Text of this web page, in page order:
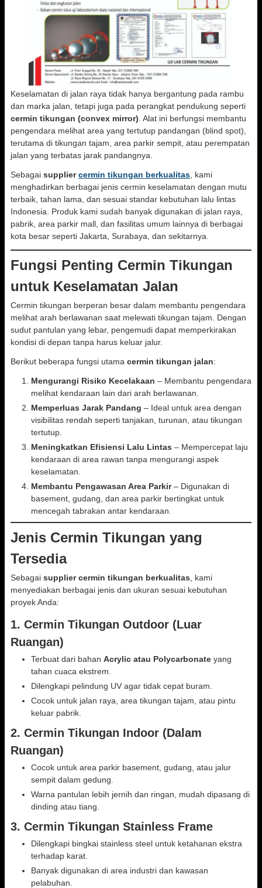
Keselamatan di jalan raya tidak hanya bergantung pada rambu
dan marka jalan, tetapi juga pada perangkat pendukung seperti
cermin tikungan (convex mirror) . Alat ini berfungsi membantu
pengendara melihat area yang tertutup pandangan (blind spot),
terutama di tikungan tajam, area parkir sempit, atau perempatan
jalan yang terbatas jarak pandangnya.
Sebagai suppliercermin tikungan berkualitas , kami
menghadirkan berbagai jenis cermin keselamatan dengan mutu
terbaik, tahan lama, dan sesuai standar kebutuhan lalu lintas
Indonesia. Produk kami sudah banyak digunakan di jalan raya,
pabrik, area parkir mall, dan fasilitas umum lainnya di berbagai
kota besar seperti Jakarta, Surabaya, dan sekitarnya.
Fungsi Penting Cermin Tikungan
untuk Keselamatan Jalan
Cermin tikungan berperan besar dalam membantu pengendara
melihat arah berlawanan saat melewati tikungan tajam. Dengan
sudut pantulan yang lebar, pengemudi dapat memperkirakan
kondisi di depan tanpa harus keluar jalur.
Berikut beberapa fungsi utama cermin tikungan jalan:
Mengurangi Risiko Kecelakaan – Membantu pengendara
melihat kendaraan lain dari arah berlawanan.
Memperluas Jarak Pandang – Ideal untuk area dengan
visibilitas rendah seperti tanjakan, turunan, atau tikungan
tertutup.
Meningkatkan Efisiensi Lalu Lintas – Mempercepat laju
kendaraan di area rawan tanpa mengurangi aspek
keselamatan.
Membantu Pengawasan Area Parkir– Digunakan di
basement, gudang, dan area parkir bertingkat untuk
mencegah tabrakan antar kendaraan.
Jenis Cermin Tikungan yang
Tersedia
Sebagai supplier cermin tikungan berkualitas , kami
menyediakan berbagai jenis dan ukuran sesuai kebutuhan
proyek Anda:
1. Cermin Tikungan Outdoor (Luar
Ruangan)
Terbuat dari bahan Acrylic atau Polycarbonate yang
tahan cuaca ekstrem.
Dilengkapi pelindung UV agar tidak cepat buram.
Cocok untuk jalan raya, area tikungan tajam, atau pintu
keluar pabrik.
2. Cermin Tikungan Indoor (Dalam
Ruangan)
Cocok untuk area parkir basement, gudang, atau jalur
sempit dalam gedung.
Warna pantulan lebih jernih dan ringan, mudah dipasang di
dinding atau tiang.
3. Cermin Tikungan Stainless Frame
Dilengkapi bingkai stainless steel untuk ketahanan ekstra
terhadap karat.
Banyak digunakan di area industri dan kawasan
pelabuhan.